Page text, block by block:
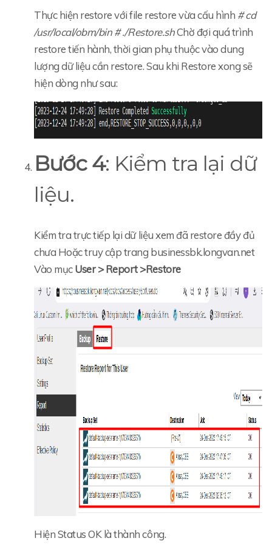
Thực hiện restore với file restore vừa cấu hình # cd
/usr/local/obm/bin # ./Restore.shChờ đợi quá trình
restore tiến hành, thời gian phụ thuộc vào dung
lượng dữ liệu cần restore. Sau khi Restore xong sẽ
hiện dòng như sau:
Bước 4: Kiểm tra lại dữ
liệu.
Kiểm tra trực tiếp lại dữ liệu xem đã restore đầy đủ
chưa Hoặc truy cập trang businessbk.longvan.net
Vào mụcUser > Report >Restore
Hiện Status OK là thành công.